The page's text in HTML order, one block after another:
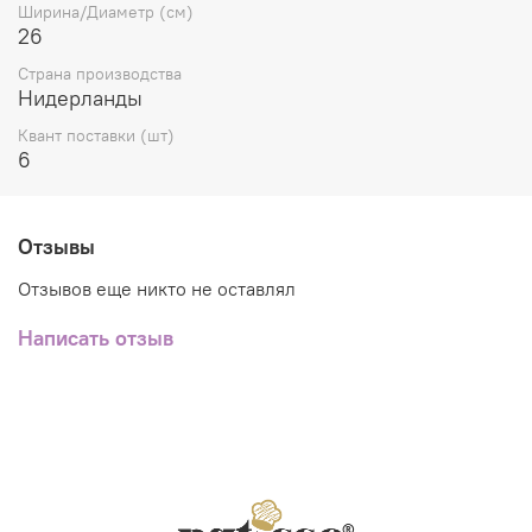
Ширина/Диаметр (см)
26
Страна производства
Нидерланды
Квант поставки (шт)
6
Отзывы
Отзывов еще никто не оставлял
Написать отзыв